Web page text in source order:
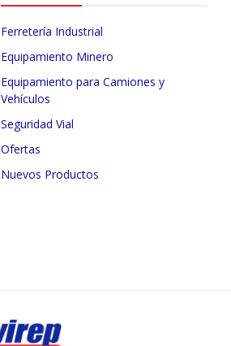
Ferretería Industrial
Equipamiento Minero
Equipamiento para Camiones y
Vehículos
Seguridad Vial
Ofertas
Nuevos Productos